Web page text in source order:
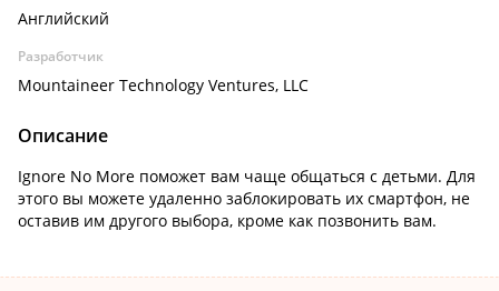
Английский
Разработчик
Mountaineer Technology Ventures, LLC
Описание
Ignore No More поможет вам чаще общаться с детьми. Для
этого вы можете удаленно заблокировать их смартфон, не
оставив им другого выбора, кроме как позвонить вам.